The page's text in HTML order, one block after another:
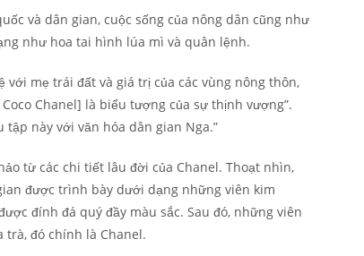
và dân gian, cuộc sống của nông dân cũng như
như hoa tai hình lúa mì và quân lệnh.
với mẹ trái đất và giá trị của các vùng nông thôn,
Chanel] là biểu tượng của sự thịnh vượng”.
tập này với văn hóa dân gian Nga.”
từ các chi tiết lâu đời của Chanel. Thoạt nhìn,
được trình bày dưới dạng những viên kim
đính đá quý đầy màu sắc. Sau đó, những viên
đó chính là Chanel.